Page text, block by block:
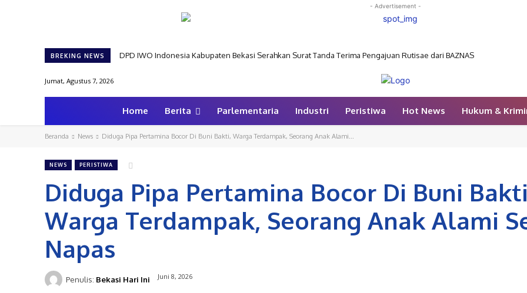
- Advertisement -
BREKING NEWS DPD IWO Indonesia Kabupaten Bekasi Serahkan Surat Tanda Terima Pengajuan Rutisae dari BAZNAS
Jumat, Agustus 7, 2026
Home Berita Parlementaria Industri Peristiwa Hot News Hukum &
Beranda News Diduga Pipa Pertamina Bocor Di Buni Bakti, Warga Terdampak, Seorang Anak Alami...
NEWS PERISTIWA
Diduga Pipa Pertamina Bocor Di Buni
Warga Terdampak, Seorang Anak Alami
Napas
Penulis: Bekasi Hari Ini Juni 8, 2026